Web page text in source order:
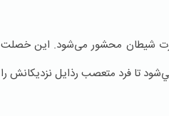
شیطان محشور می‌شود. اين خصلت
تا فرد متعصب رذايل نزديكانش را